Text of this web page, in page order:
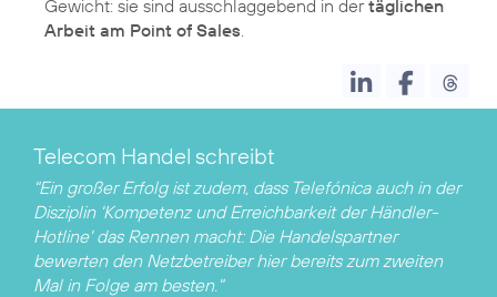
Gewicht: sie sind ausschlaggebend in dertäglichen
Arbeit am Point of Sales
Telecom Handel schreibt
"Ein großer Erfolg ist zudem, dass Telefónica auch in der
Disziplin 'Kompetenz und Erreichbarkeit der Händler-
Hotline' das Rennen macht: Die Handelspartner
bewerten den Netzbetreiber hier bereits zum zweiten
Mal in Folge am besten."